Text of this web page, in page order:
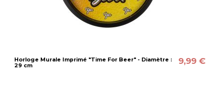
Horloge Murale Imprimé "Time For Beer" - Diamètre :
29 cm
9,99 €